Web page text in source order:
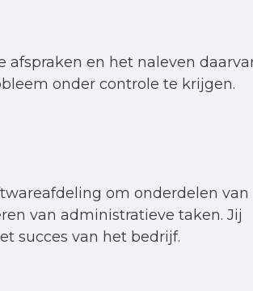
en het naleven
onder controle te krijgen.
om onderdelen van
van administratieve taken. Jij
succes van het bedrijf.